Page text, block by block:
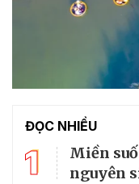
ĐỌC NHIỀU
1
Miền
nguyên